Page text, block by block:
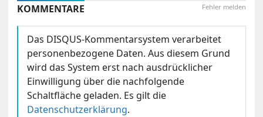
Fehler melden
KOMMENTARE
Das DISQUS-Kommentarsystem verarbeitet
personenbezogene Daten. Aus diesem Grund
wird das System erst nach ausdrücklicher
Einwilligung über die nachfolgende
Schaltfläche geladen. Es gilt die
Datenschutzerklärung.